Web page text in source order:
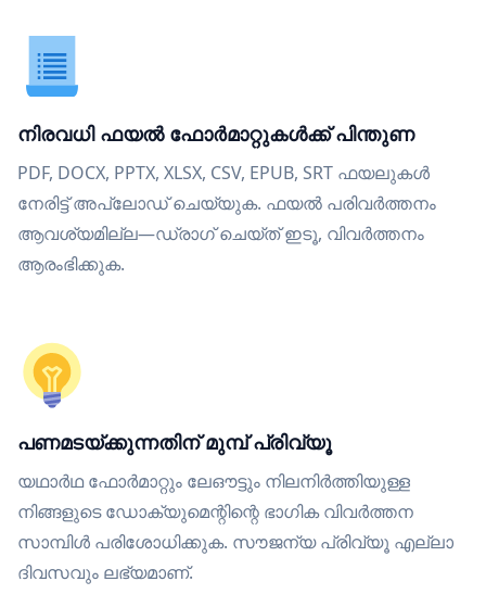
നിരവധി ഫയൽ ഫോർമാറ്റുകൾക്ക് പിന്തുണ
PDF, DOCX, PPTX, XLSX, CSV, EPUB, SRT ഫയലുകൾ
നേരിട്ട് അപ്‌ലോഡ് ചെയ്യുക. ഫയൽ പരിവർത്തനം
ആവശ്യമില്ല—ഡ്രാഗ് ചെയ്ത് ഇടൂ, വിവർത്തനം
ആരംഭിക്കുക.
പണമടയ്ക്കുന്നതിന് മുമ്പ് പ്രിവ്യൂ
യഥാർഥ ഫോർമാറ്റും ലേഔട്ടും നിലനിർത്തിയുള്ള
നിങ്ങളുടെ ഡോക്യുമെന്റിന്റെ ഭാഗിക വിവർത്തന
സാമ്പിൾ പരിശോധിക്കുക. സൗജന്യ പ്രിവ്യൂ എല്ലാ
ദിവസവും ലഭ്യമാണ്.